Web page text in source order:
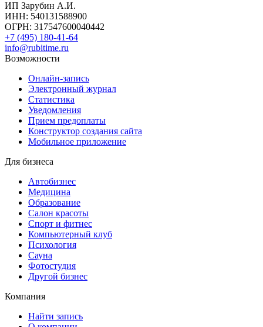
ИП Зарубин А.И.
ИНН: 540131588900
ОГРН: 317547600040442
+7 (495) 180-41-64
info@rubitime.ru
Возможности
Онлайн-запись
Электронный журнал
Статистика
Уведомления
Прием предоплаты
Конструктор создания сайта
Мобильное приложение
Для бизнеса
Автобизнес
Медицина
Образование
Салон красоты
Спорт и фитнес
Компьютерный клуб
Психология
Сауна
Фотостудия
Другой бизнес
Компания
Найти запись